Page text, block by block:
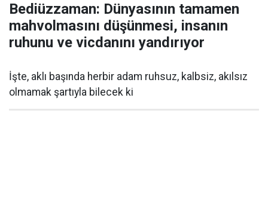
Bediüzzaman: Dünyasının tamamen
mahvolmasını düşünmesi, insanın
ruhunu ve vicdanını yandırıyor
İşte, aklı başında herbir adam ruhsuz, kalbsiz, akılsız
olmamak şartıyla bilecek ki